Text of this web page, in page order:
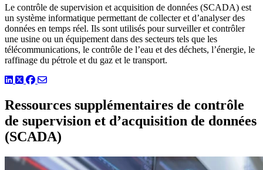
Le contrôle de supervision et acquisition de données (SCADA) est
un système informatique permettant de collecter et d’analyser des
données en temps réel. Ils sont utilisés pour surveiller et contrôler
une usine ou un équipement dans des secteurs tels que les
télécommunications, le contrôle de l’eau et des déchets, l’énergie, le
raffinage du pétrole et du gaz et le transport.
LinkedIn
TwitterFacebook
Ressources supplémentaires de contrôle
de supervision et d’acquisition de données
(SCADA)